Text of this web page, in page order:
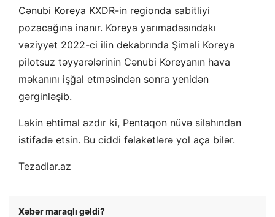
Cənubi Koreya KXDR-in regionda sabitliyi
pozacağına inanır. Koreya yarımadasındakı
vəziyyət 2022-ci ilin dekabrında Şimali Koreya
pilotsuz təyyarələrinin Cənubi Koreyanın hava
məkanını işğal etməsindən sonra yenidən
gərginləşib.
Lakin ehtimal azdır ki, Pentaqon nüvə silahından
istifadə etsin. Bu ciddi fəlakətlərə yol aça bilər.
Tezadlar.az
Xəbər maraqlı gəldi?